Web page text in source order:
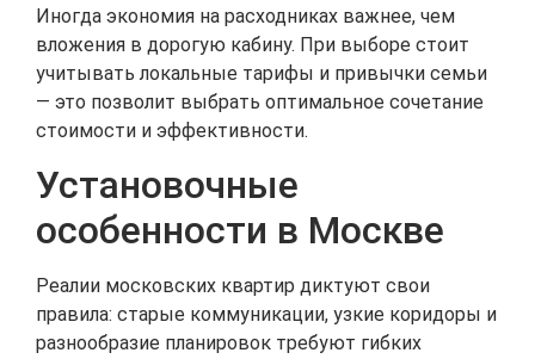
Иногда экономия на расходниках важнее, чем
вложения в дорогую кабину. При выборе стоит
учитывать локальные тарифы и привычки семьи
— это позволит выбрать оптимальное сочетание
стоимости и эффективности.
Установочные
особенности в Москве
Реалии московских квартир диктуют свои
правила: старые коммуникации, узкие коридоры и
разнообразие планировок требуют гибких